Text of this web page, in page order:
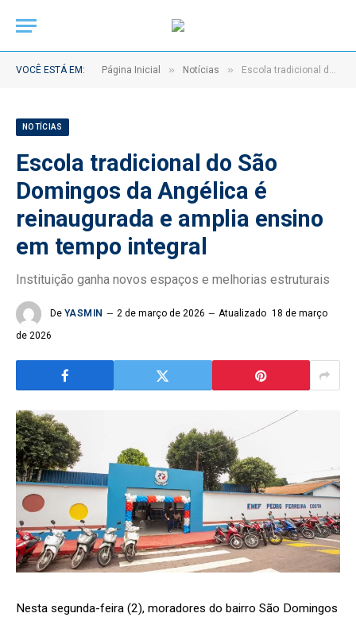
VOCÊ ESTÁ EM: Página Inicial » Notícias » Escola tradicional do São Domingos da Angélica é reinaugurada e amplia ensino em tempo integral
NOTÍCIAS
Escola tradicional do São
Domingos da Angélica é
reinaugurada e amplia ensino
em tempo integral
Instituição ganha novos espaços e melhorias estruturais
De YASMIN 2 de março de 2026 Atualizado 18 de março
de 2026
Nesta segunda-feira (2), moradores do bairro São Domingos